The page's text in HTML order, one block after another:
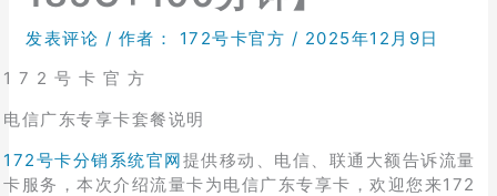
发表评论 / 作者： 172号卡官方 / 2025年12月9日
1 7 2 号 卡 官 方
电信广东专享卡套餐说明
172号卡分销系统官网提供移动、电信、联通大额告诉流量
卡服务，本次介绍流量卡为电信广东专享卡，欢迎您来172